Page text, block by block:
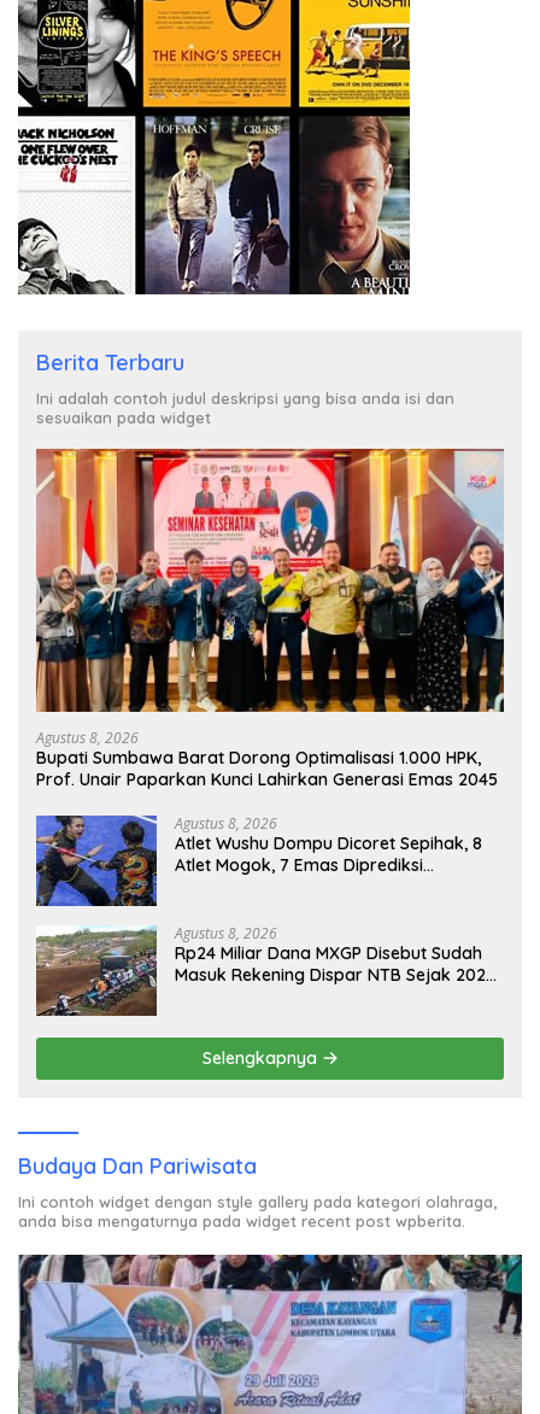
Berita Terbaru
Ini adalah contoh judul deskripsi yang bisa anda isi dan
sesuaikan pada widget
Agustus 8, 2026
Bupati Sumbawa Barat Dorong Optimalisasi 1.000 HPK,
Prof. Unair Paparkan Kunci Lahirkan Generasi Emas 2045
Agustus 8, 2026
Atlet Wushu Dompu Dicoret Sepihak, 8
Atlet Mogok, 7 Emas Diprediksi
Agustus 8, 2026
Rp24 Miliar Dana MXGP Disebut Sudah
Masuk Rekening Dispar NTB Sejak 2024,
Selengkapnya
Budaya Dan Pariwisata
Ini contoh widget dengan style gallery pada kategori olahraga,
anda bisa mengaturnya pada widget recent post wpberita.